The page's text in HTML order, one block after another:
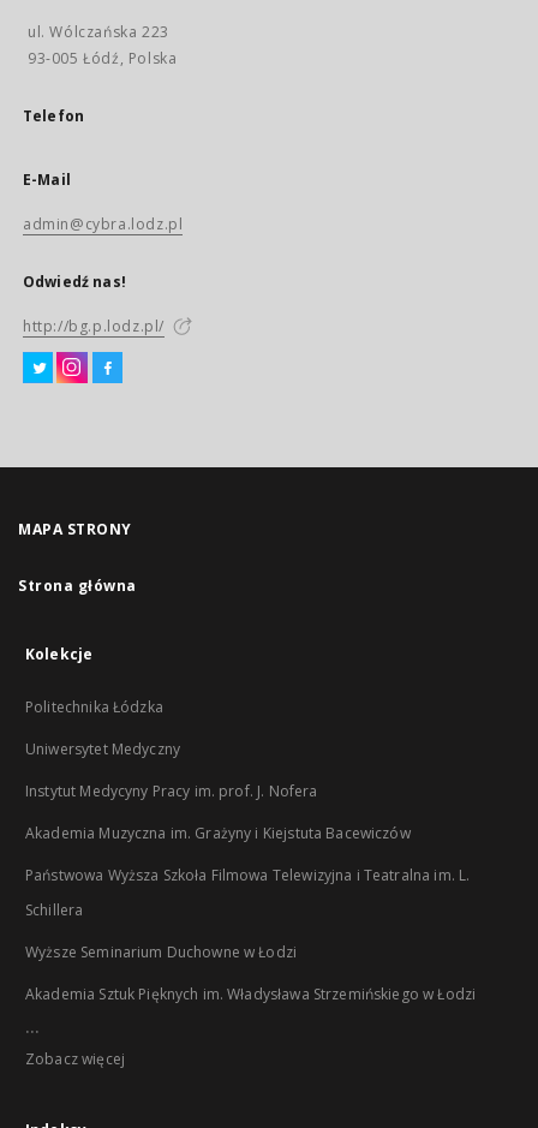
ul. Wólczańska 223
93-005 Łódź, Polska
Telefon
E-Mail
admin@cybra.lodz.pl
Odwiedź nas!
http://bg.p.lodz.pl/
MAPA STRONY
Strona główna
Kolekcje
Politechnika Łódzka
Uniwersytet Medyczny
Instytut Medycyny Pracy im. prof. J. Nofera
Akademia Muzyczna im. Grażyny i Kiejstuta Bacewiczów
Państwowa Wyższa Szkoła Filmowa Telewizyjna i Teatralna im. L.
Schillera
Wyższe Seminarium Duchowne w Łodzi
Akademia Sztuk Pięknych im. Władysława Strzemińskiego w Łodzi
...
Zobacz więcej